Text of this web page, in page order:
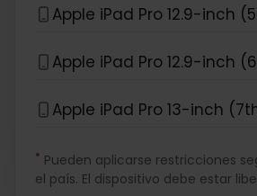
Apple iPad Pro 13-inch
* Pueden aplicarse restricciones
el país. El dispositivo debe estar